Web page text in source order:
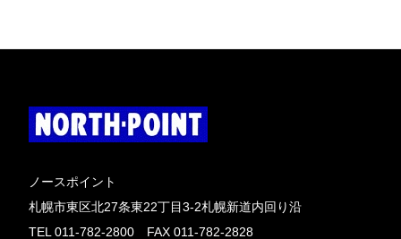
ノースポイント
札幌市東区北27条東22丁目3-2札幌新道内回り沿
TEL 011-782-2800 FAX 011-782-2828